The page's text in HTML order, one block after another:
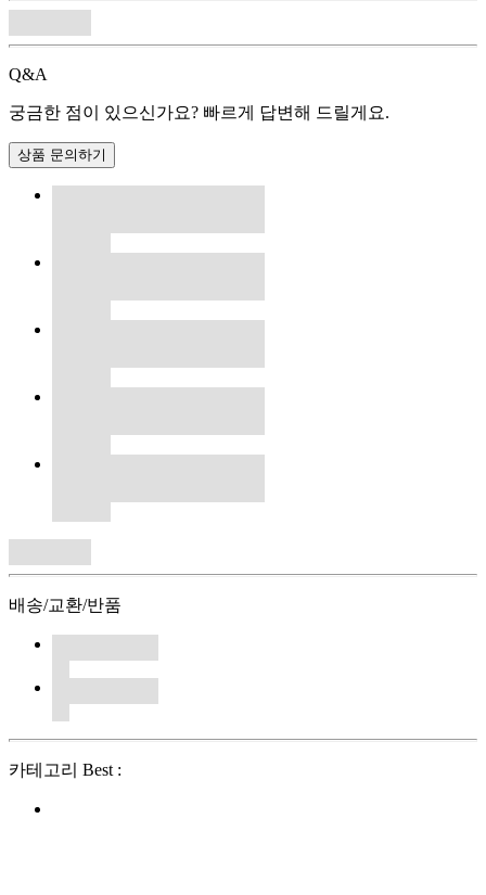
Q&A
궁금한 점이 있으신가요? 빠르게 답변해 드릴게요.
상품 문의하기
배송/교환/반품
카테고리 Best :